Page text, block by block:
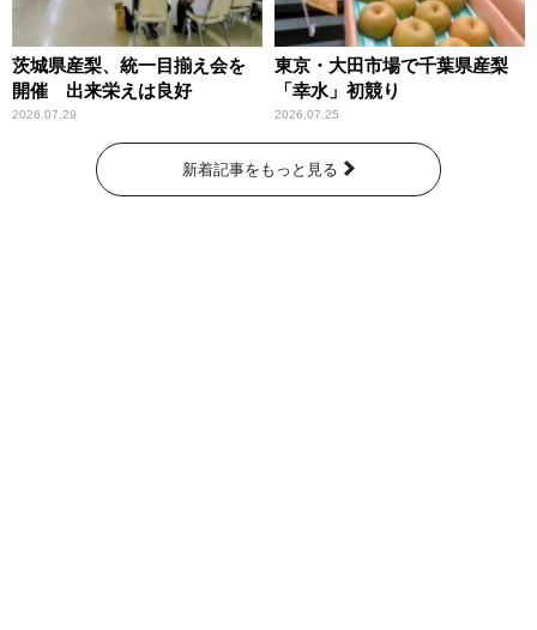
茨城県産梨、統一目揃え会を
開催 出来栄えは良好
2026.07.29
東京・大田市場で千葉県産梨
「幸水」初競り
2026.07.25
新着記事をもっと見る